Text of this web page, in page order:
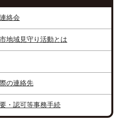
絡会
地域見守り活動とは
の連絡先
・認可等事務手続